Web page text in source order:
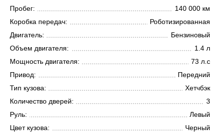
Пробег:
140 000 км
Коробка передач:
Роботизированная
Двигатель:
Бензиновый
Объем двигателя:
1.4 л
Мощность двигателя:
73 л.с
Привод:
Передний
Тип кузова:
Хетчбэк
Количество дверей:
3
Руль:
Левый
Цвет кузова:
Черный